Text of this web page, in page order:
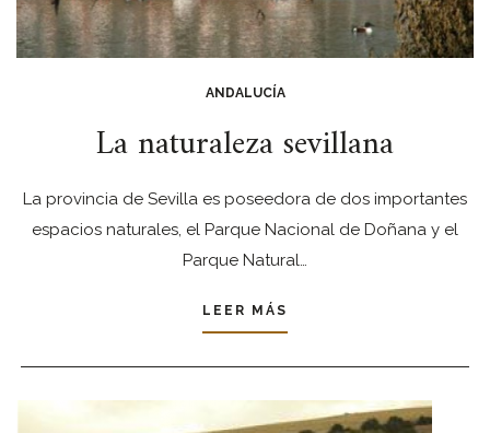
ANDALUCÍA
La naturaleza sevillana
La provincia de Sevilla es poseedora de dos importantes
espacios naturales, el Parque Nacional de Doñana y el
Parque Natural…
LEER MÁS